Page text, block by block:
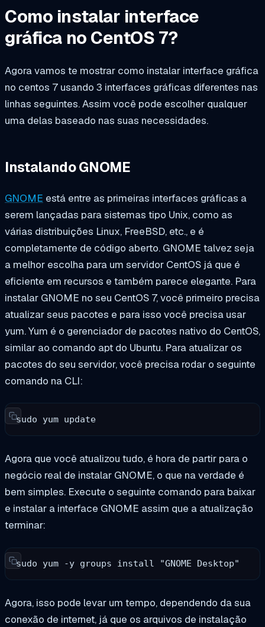
Como instalar interface
gráfica no CentOS 7?
Agora vamos te mostrar como instalar interface gráfica
no centos 7 usando 3 interfaces gráficas diferentes nas
linhas seguintes. Assim você pode escolher qualquer
uma delas baseado nas suas necessidades.
Instalando GNOME
GNOME está entre as primeiras interfaces gráficas a
serem lançadas para sistemas tipo Unix, como as
várias distribuições Linux, FreeBSD, etc., e é
completamente de código aberto. GNOME talvez seja
a melhor escolha para um servidor CentOS já que é
eficiente em recursos e também parece elegante. Para
instalar GNOME no seu CentOS 7, você primeiro precisa
atualizar seus pacotes e para isso você precisa usar
yum. Yum é o gerenciador de pacotes nativo do CentOS,
similar ao comando apt do Ubuntu. Para atualizar os
pacotes do seu servidor, você precisa rodar o seguinte
comando na CLI:
sudo yum update
Agora que você atualizou tudo, é hora de partir para o
negócio real de instalar GNOME, o que na verdade é
bem simples. Execute o seguinte comando para baixar
e instalar a interface GNOME assim que a atualização
terminar:
sudo yum -y groups install "GNOME Desktop"
Agora, isso pode levar um tempo, dependendo da sua
conexão de internet, já que os arquivos de instalação